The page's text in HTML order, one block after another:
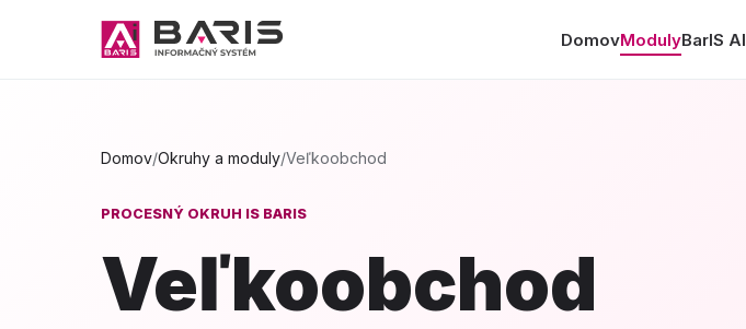
DomovModulyBarIS AI
Domov/Okruhy a moduly/Veľkoobchod
PROCESNÝ OKRUH IS BARIS
Veľkoobchod